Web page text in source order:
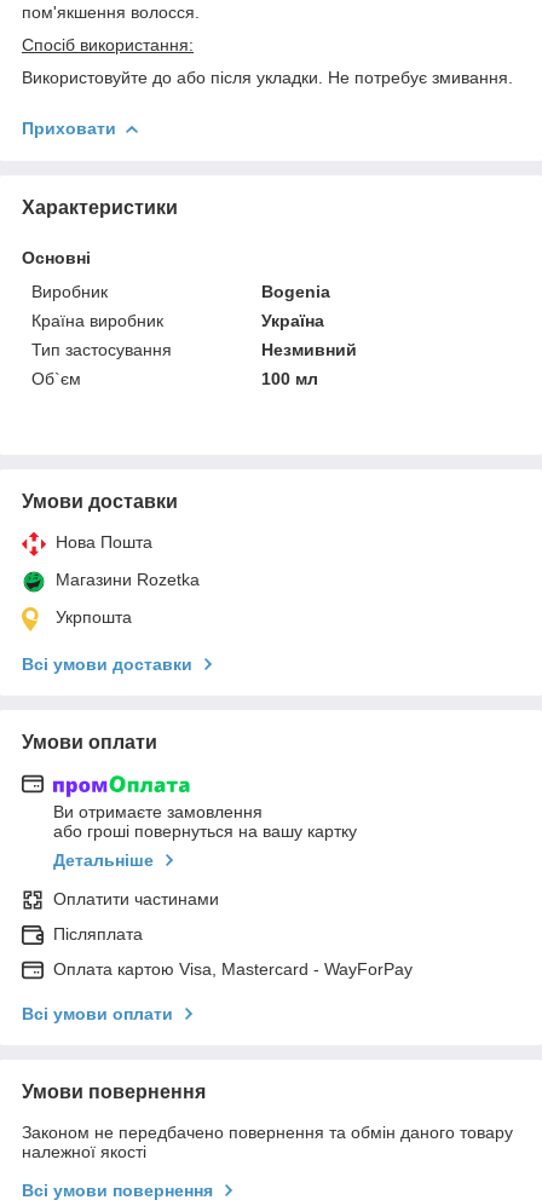
пом'якшення волосся.
Спосіб використання:
Використовуйте до або після укладки. Не потребує змивання.
Приховати
Характеристики
Основні
Виробник
Bogenia
Країна виробник
Україна
Тип застосування
Незмивний
Об`єм
100 мл
Умови доставки
Нова Пошта
Магазини Rozetka
Укрпошта
Всі умови доставки
Умови оплати
Ви отримаєте замовлення
або гроші повернуться на вашу картку
Детальніше
Оплатити частинами
Післяплата
Оплата картою Visa, Mastercard - WayForPay
Всі умови оплати
Умови повернення
Законом не передбачено повернення та обмін даного товару
належної якості
Всі умови повернення